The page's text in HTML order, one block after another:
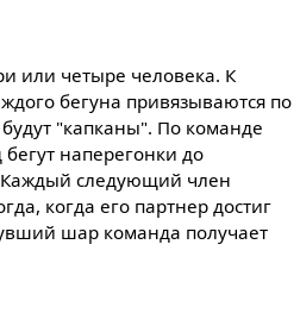
или четыре человека. К
бегуна привязываются по
"капканы". По команде
наперегонки до
Каждый следующий член
когда его партнер достиг
шар команда получает